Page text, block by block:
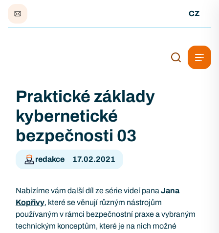
CZ
Praktické základy
kybernetické
bezpečnosti 03
redakce 17.02.2021
Nabízíme vám další díl ze série videí pana Jana
Kopřivy, které se věnují různým nástrojům
používaným v rámci bezpečnostní praxe a vybraným
technickým konceptům, které je na nich možné